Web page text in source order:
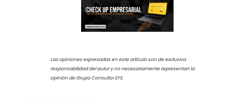
circunstancias externas definan el destino de tu negocio. Es
momento de tomar el control.